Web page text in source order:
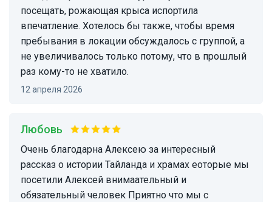
посещать, рожающая крыса испортила
впечатление. Хотелось бы также, чтобы время
пребывания в локации обсуждалось с группой, а
не увеличивалось только потому, что в прошлый
раз кому-то не хватило.
12 апреля 2026
любовь
Очень благодарна Алексею за интересный
рассказ о истории Тайланда и храмах еоторые мы
посетили Алексей внимаательный и
обязательный человек Приятно что мы с